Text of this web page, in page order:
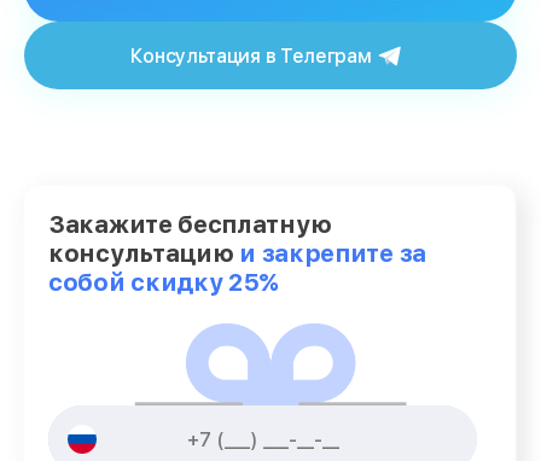
Консультация в Телеграм
Закажите бесплатную
консультацию и закрепите за
собой скидку 25%